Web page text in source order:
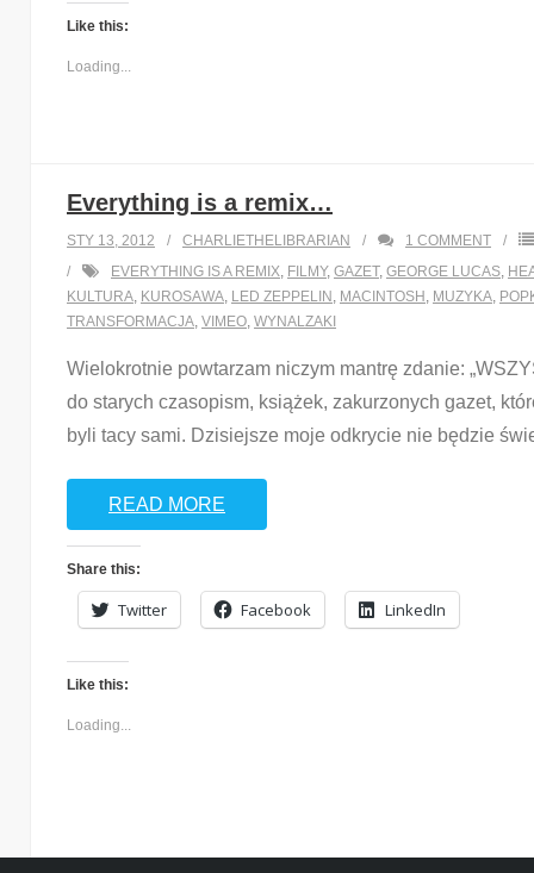
Like this:
Loading...
Everything is a remix…
STY 13, 2012 CHARLIETHELIBRARIAN 1 COMMENT
EVERYTHING IS A REMIX, FILMY, GAZET, GEORGE LUCAS,
KULTURA, KUROSAWA, LED ZEPPELIN , MACINTOSH , MUZYKA,
TRANSFORMACJA, VIMEO, WYNALZAKI
Wielokrotnie powtarzam niczym mantrę zdanie:
do starych czasopism, książek, zakurzonych gazet,
byli tacy sami. Dzisiejsze moje odkrycie nie będzie
READ MORE
Share this:
Twitter Facebook LinkedIn
Like this:
Loading...